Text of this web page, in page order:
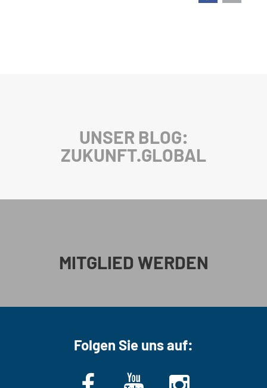
UNSER BLOG:
ZUKUNFT.GLOBAL
MITGLIED WERDEN
Folgen Sie uns auf: